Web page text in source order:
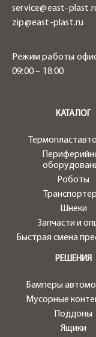
service@east-
zip@east-plast.ru
Режим работы
09:00 – 18:00
КАТАЛОГ
Роботы
Шнеки
Запчасти и
Быстрая смена
РЕШЕНИЯ
Бамперы
Мусорные
Поддоны
Ящики